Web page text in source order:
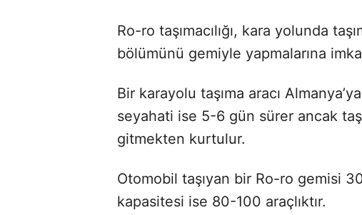
Ro-ro taşımacılığı, kara yolunda
bölümünü gemiyle yapmalarına
Bir karayolu taşıma aracı
seyahati ise 5-6 gün sürer ancak
gitmekten kurtulur.
Otomobil taşıyan bir Ro-ro gemisi
kapasitesi ise 80-100 araçlıktır.